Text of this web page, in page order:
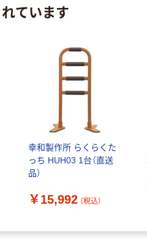
ています
幸和製作所 らくらくた
っち HUH03 1台（直送
品）
￥15,992 （税込）